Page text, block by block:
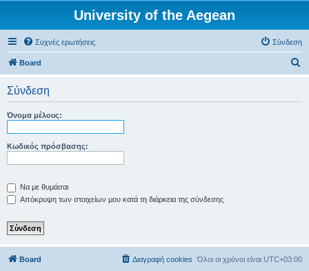
University of the Aegean
Συχνές ερωτήσεις Σύνδεση
Board
Σύνδεση
Όνομα μέλους:
Κωδικός πρόσβασης:
Να με θυμάσαι
Απόκρυψη των στοιχείων μου κατά τη διάρκεια της σύνδεσης
Board Όλοι οι χρόνοι είναι UTC+03:00
Διαγραφή cookies